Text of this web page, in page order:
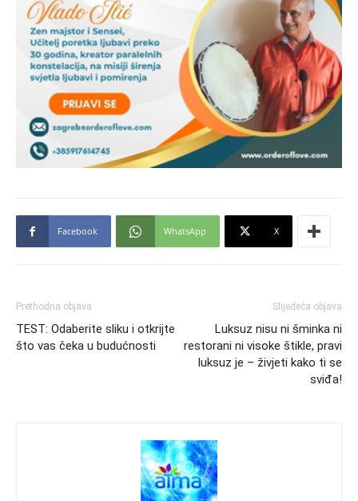
Facebook WhatsApp X
Prethodna objava
TEST: Odaberite sliku i otkrijte
što vas čeka u budućnosti
Slijedeća objava
Luksuz nisu ni šminka ni
restorani ni visoke štikle, pravi
luksuz je – živjeti kako ti se
sviđa!